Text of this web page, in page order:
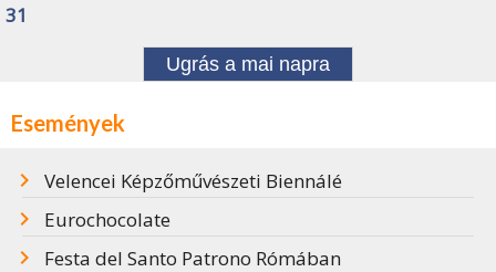
31
Ugrás a mai napra
Események
Velencei Képzőművészeti Biennálé
Eurochocolate
Festa del Santo Patrono Rómában